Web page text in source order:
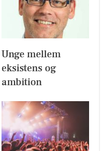
Unge mellem
eksistens og
ambition